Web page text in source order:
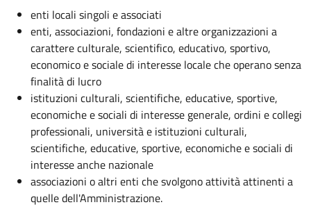
enti locali singoli e associati
enti, associazioni, fondazioni e altre organizzazioni a
carattere culturale, scientifico, educativo, sportivo,
economico e sociale di interesse locale che operano senza
finalità di lucro
istituzioni culturali, scientifiche, educative, sportive,
economiche e sociali di interesse generale, ordini e collegi
professionali, università e istituzioni culturali,
scientifiche, educative, sportive, economiche e sociali di
interesse anche nazionale
associazioni o altri enti che svolgono attività attinenti a
quelle dell'Amministrazione.